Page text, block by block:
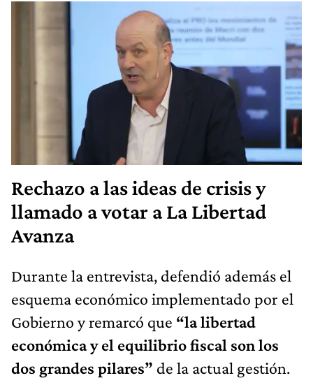
Rechazo a las ideas de crisis y
llamado a votar a La Libertad
Avanza
Durante la entrevista, defendió además el
esquema económico implementado por el
Gobierno y remarcó que “la libertad
económica y el equilibrio fiscal son los
dos grandes pilares” de la actual gestión.